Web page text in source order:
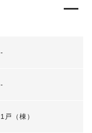
-
-
1戸（棟）